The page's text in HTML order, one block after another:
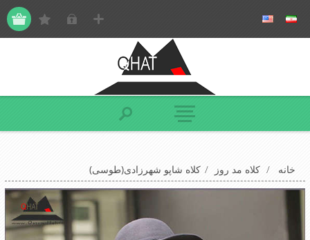
خانه / کلاه مد روز / کلاه شاپو شهرزادی(طوسی)